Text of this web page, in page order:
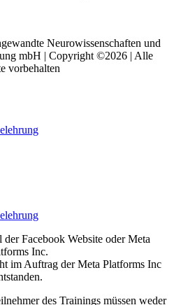
Neurowissenschaften und
mbH | Copyright ©2026 | Alle
vorbehalten
Facebook Website oder Meta
Inc.
im Auftrag der Meta Platforms Inc
des Trainings müssen weder